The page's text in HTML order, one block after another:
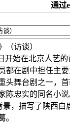
通过